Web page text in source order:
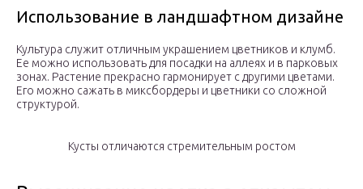
Использование в ландшафтном дизайне
Культура служит отличным украшением цветников и клумб.
Ее можно использовать для посадки на аллеях и в парковых
зонах. Растение прекрасно гармонирует с другими цветами.
Его можно сажать в миксбордеры и цветники со сложной
структурой.
Кусты отличаются стремительным ростом